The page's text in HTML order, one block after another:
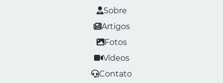
Sobre
Artigos
Fotos
Vídeos
Contato